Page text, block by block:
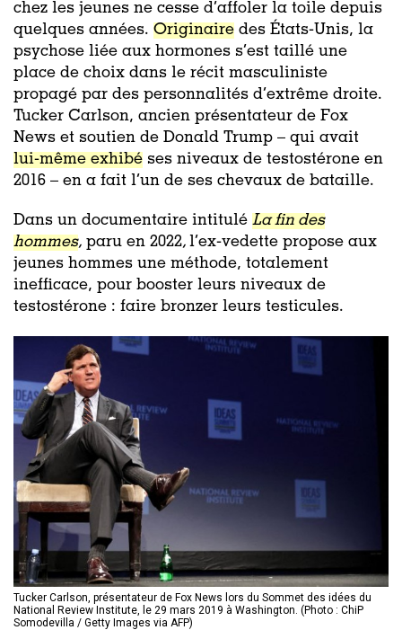
chez les jeunes ne cesse d’affoler la toile depuis
quelques années. Originaire des États-Unis, la
psychose liée aux hormones s’est taillé une
place de choix dans le récit masculiniste
propagé par des personnalités d’extrême droite.
Tucker Carlson, ancien présentateur de Fox
News et soutien de Donald Trump – qui avait
lui-même exhibé ses niveaux de testostérone en
2016 – en a fait l’un de ses chevaux de bataille.
Dans un documentaire intitulé La fin des
hommes, paru en 2022, l’ex-vedette propose aux
jeunes hommes une méthode, totalement
inefficace, pour booster leurs niveaux de
testostérone : faire bronzer leurs testicules.
Tucker Carlson, présentateur de Fox News lors du Sommet des idées du
National Review Institute, le 29 mars 2019 à Washington. (Photo : ChiP
Somodevilla / Getty Images via AFP)